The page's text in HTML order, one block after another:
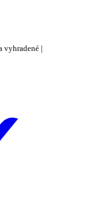
vyhradené |